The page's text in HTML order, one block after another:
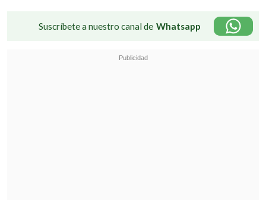
Suscríbete a nuestro canal de Whatsapp